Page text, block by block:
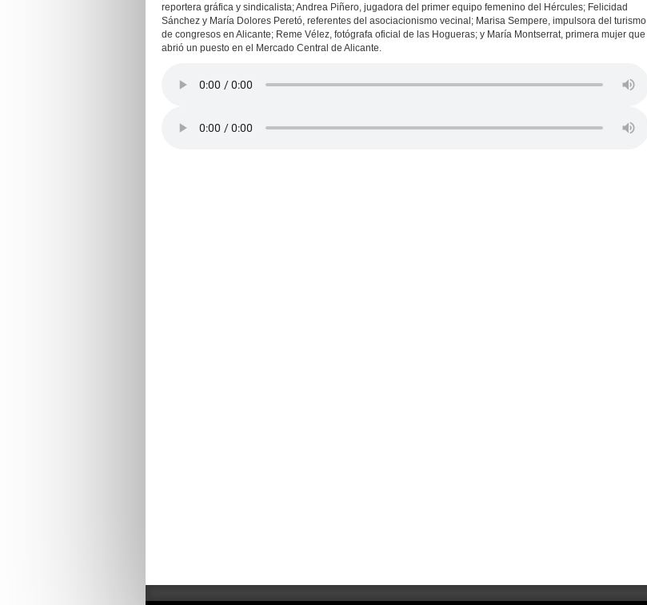
reportera gráfica y sindicalista; Andrea Piñero, jugadora del primer equipo femenino del Hércules; Felicidad
Sánchez y María Dolores Peretó, referentes del asociacionismo vecinal; Marisa Sempere, impulsora del turismo
de congresos en Alicante; Reme Vélez, fotógrafa oficial de las Hogueras; y María Montserrat, primera mujer que
abrió un puesto en el Mercado Central de Alicante.